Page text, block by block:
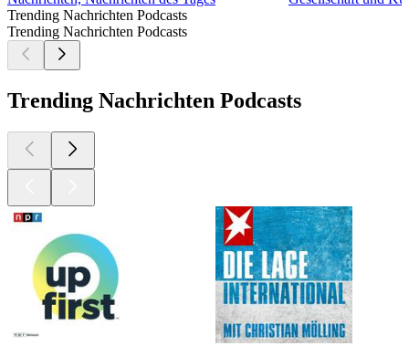
Trending Nachrichten Podcasts
Trending Nachrichten Podcasts
Trending Nachrichten Podcasts